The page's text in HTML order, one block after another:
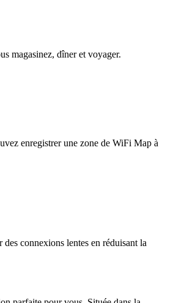
magasinez, dîner et voyager.
enregistrer une zone de WiFi Map à
connexions lentes en réduisant la